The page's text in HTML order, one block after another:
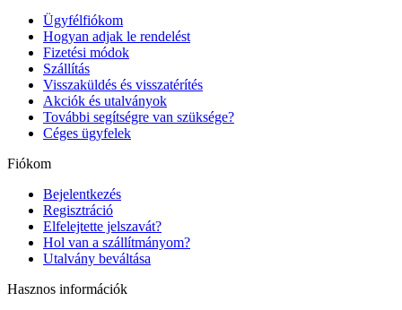
Ügyfélfiókom
Hogyan adjak le rendelést
Fizetési módok
Szállítás
Visszaküldés és visszatérítés
Akciók és utalványok
További segítségre van szüksége?
Céges ügyfelek
Fiókom
Bejelentkezés
Regisztráció
Elfelejtette jelszavát?
Hol van a szállítmányom?
Utalvány beváltása
Hasznos információk